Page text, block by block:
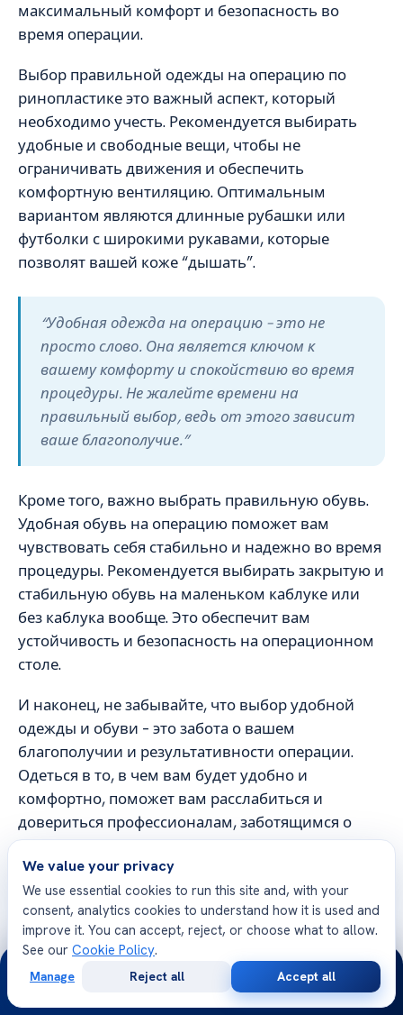
максимальный комфорт и безопасность во
время операции.
Выбор правильной одежды на операцию по
ринопластике это важный аспект, который
необходимо учесть. Рекомендуется выбирать
удобные и свободные вещи, чтобы не
ограничивать движения и обеспечить
комфортную вентиляцию. Оптимальным
вариантом являются длинные рубашки или
футболки с широкими рукавами, которые
позволят вашей коже “дышать”.
“Удобная одежда на операцию – это не
просто слово. Она является ключом к
вашему комфорту и спокойствию во время
процедуры. Не жалейте времени на
правильный выбор, ведь от этого зависит
ваше благополучие.”
Кроме того, важно выбрать правильную обувь.
Удобная обувь на операцию поможет вам
чувствовать себя стабильно и надежно во время
процедуры. Рекомендуется выбирать закрытую и
стабильную обувь на маленьком каблуке или
без каблука вообще. Это обеспечит вам
устойчивость и безопасность на операционном
столе.
И наконец, не забывайте, что выбор удобной
одежды и обуви – это забота о вашем
благополучии и результативности операции.
Одеться в то, в чем вам будет удобно и
комфортно, поможет вам расслабиться и
довериться профессионалам, заботящимся о
вашем здоровье.
Заключение
Важный аспект подготовки к операции по
ринопластике – это выбор правильной одежды и
We value your privacy
We use essential cookies to run this site and, with your
consent, analytics cookies to understand how it is used and
improve it. You can accept, reject, or choose what to allow.
See our Cookie Policy.
Manage Reject all Accept all
24/7
Consultation
Opinion